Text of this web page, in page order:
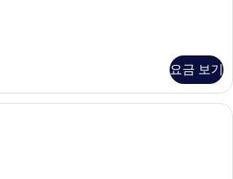
요금 보기